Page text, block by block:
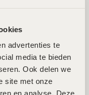
advertenties te
media te bieden
Ook delen we
site met onze
en analyse. Deze
Behandeling